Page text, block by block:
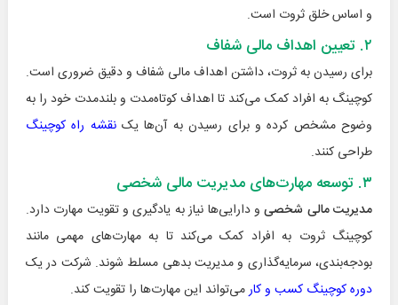
و اساس خلق ثروت است.
۲. تعیین اهداف مالی شفاف
برای رسیدن به ثروت، داشتن اهداف مالی شفاف و دقیق ضروری است.
کوچینگ به افراد کمک می‌کند تا اهداف کوتاه‌مدت و بلندمدت خود را به
وضوح مشخص کرده و برای رسیدن به آن‌ها یکنقشه راه کوچینگ
طراحی کنند.
۳. توسعه مهارت‌های مدیریت مالی شخصی
مدیریت مالی شخصیو دارایی‌ها نیاز به یادگیری و تقویت مهارت دارد.
کوچینگ ثروت به افراد کمک می‌کند تا به مهارت‌های مهمی مانند
بودجه‌بندی، سرمایه‌گذاری و مدیریت بدهی مسلط شوند. شرکت در یک
دوره کوچینگ کسب و کارمی‌تواند این مهارت‌ها را تقویت کند.